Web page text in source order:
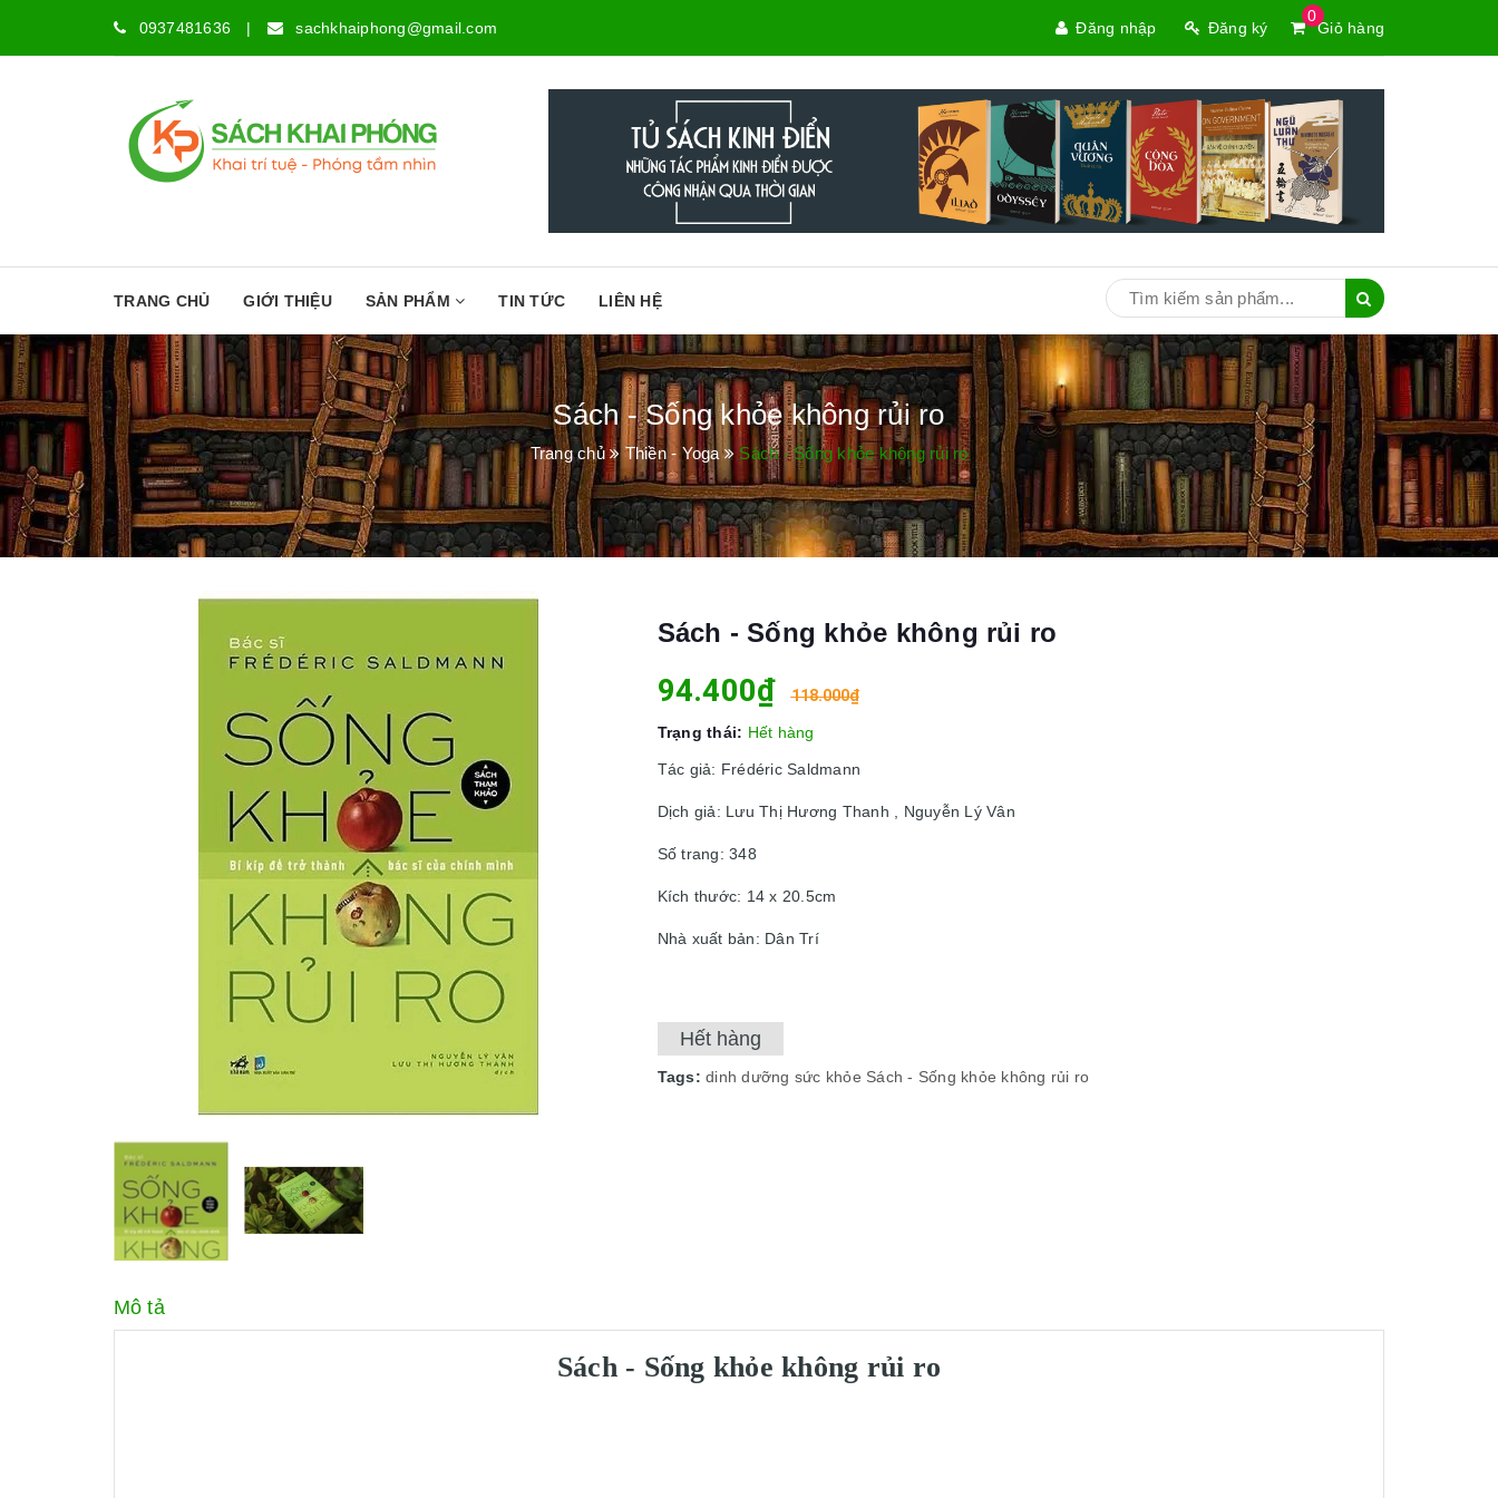
0937481636 | sachkhaiphong@gmail.com
0
Giỏ hàng
Đăng nhập Đăng ký
TRANG CHỦ GIỚI THIỆU SẢN PHẨM TIN TỨC LIÊN HỆ
Sách - Sống khỏe không rủi ro
Trang chủ Thiền - Yoga Sách - Sống khỏe không rủi ro
Sách - Sống khỏe không rủi ro
94.400₫ 118.000₫
Trạng thái: Hết hàng
Tác giả: Frédéric Saldmann
Dịch giả: Lưu Thị Hương Thanh , Nguyễn Lý Vân
Số trang: 348
Kích thước: 14 x 20.5cm
Nhà xuất bản: Dân Trí
Hết hàng
Tags: dinh dưỡng sức khỏe Sách - Sống khỏe không rủi ro
Mô tả
Sách - Sống khỏe không rủi ro